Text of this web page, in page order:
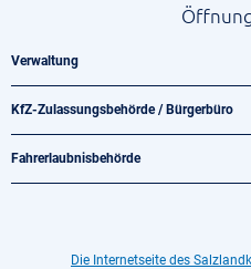
Verwaltung
KfZ-Zulassungsbehörde / Bürgerbüro
Fahrerlaubnisbehörde
Die Internetseite des